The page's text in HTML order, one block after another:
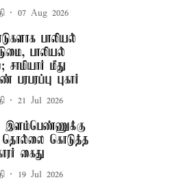
07 Aug 2026
பாலியல்
பாலியல்
சாமியார் மீது
புகார்
21 Jul 2026
தொல்லை கொடுத்த
கைது
19 Jul 2026